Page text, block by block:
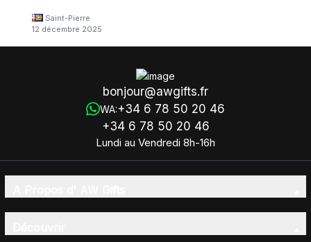
Saint-Pierre
12 décembre 2025
bonjour@awgifts.fr
WA:+34 6 78 50 20 46
+34 6 78 50 20 46
Lundi au Vendredi 8h-16h